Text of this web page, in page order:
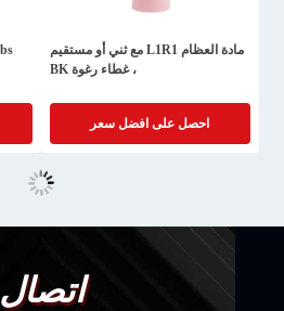
مادة العظام L1R1 مع ثني أو مستقيم
، غطاء رغوة BK
احصل على افضل سعر
اتصال